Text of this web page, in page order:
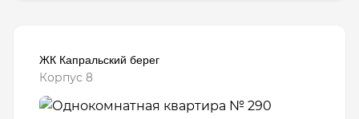
ЖК Капральский берег
Корпус 8